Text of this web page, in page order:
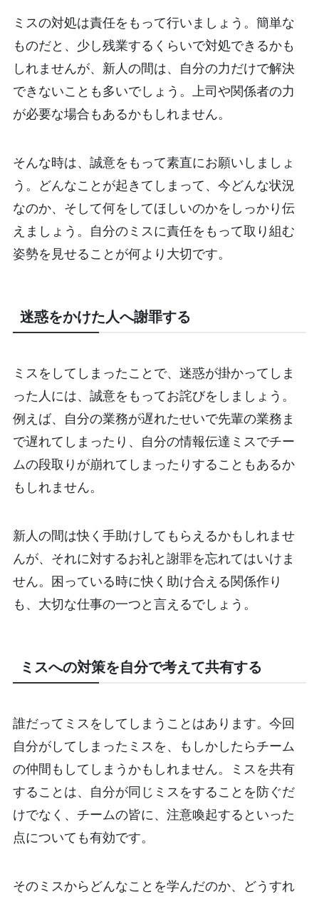
ミスの対処は責任をもって行いましょう。簡単な
ものだと、少し残業するくらいで対処できるかも
しれませんが、新人の間は、自分の力だけで解決
できないことも多いでしょう。上司や関係者の力
が必要な場合もあるかもしれません。
そんな時は、誠意をもって素直にお願いしましょ
う。どんなことが起きてしまって、今どんな状況
なのか、そして何をしてほしいのかをしっかり伝
えましょう。自分のミスに責任をもって取り組む
姿勢を見せることが何より大切です。
迷惑をかけた人へ謝罪する
ミスをしてしまったことで、迷惑が掛かってしま
った人には、誠意をもってお詫びをしましょう。
例えば、自分の業務が遅れたせいで先輩の業務ま
で遅れてしまったり、自分の情報伝達ミスでチー
ムの段取りが崩れてしまったりすることもあるか
もしれません。
新人の間は快く手助けしてもらえるかもしれませ
んが、それに対するお礼と謝罪を忘れてはいけま
せん。困っている時に快く助け合える関係作り
も、大切な仕事の一つと言えるでしょう。
ミスへの対策を自分で考えて共有する
誰だってミスをしてしまうことはあります。今回
自分がしてしまったミスを、もしかしたらチーム
の仲間もしてしまうかもしれません。ミスを共有
することは、自分が同じミスをすることを防ぐだ
けでなく、チームの皆に、注意喚起するといった
点についても有効です。
そのミスからどんなことを学んだのか、どうすれ